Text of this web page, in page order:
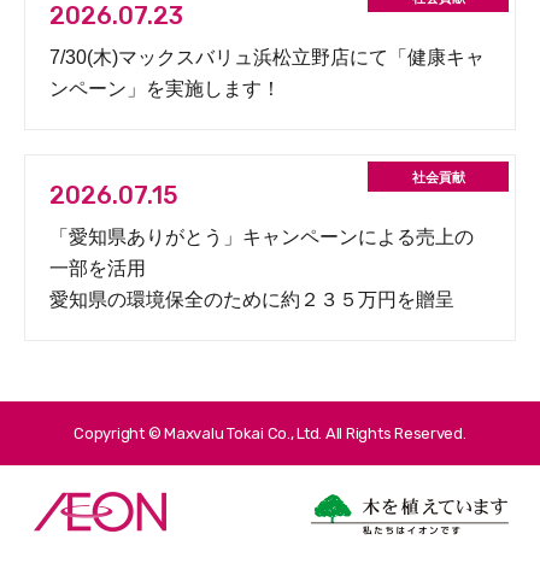
2026.07.23
7/30(木)マックスバリュ浜松立野店にて「健康キャ
ンペーン」を実施します！
2026.07.15
「愛知県ありがとう」キャンペーンによる売上の
一部を活用
愛知県の環境保全のために約２３５万円を贈呈
Copyright © Maxvalu Tokai Co., Ltd. All Rights Reserved.